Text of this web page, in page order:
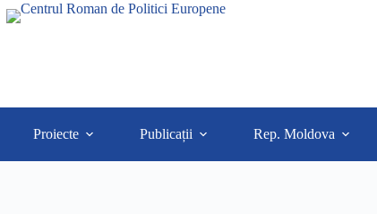
Proiecte Publicații Rep. Moldova